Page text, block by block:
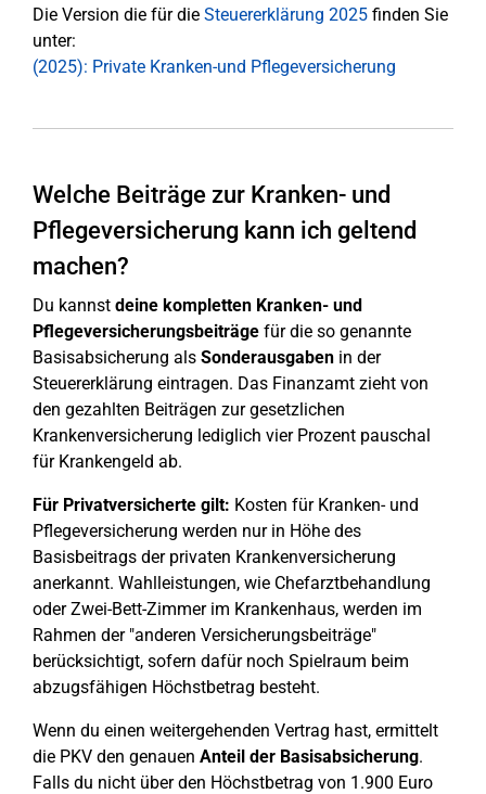
Die Version die für die Steuererklärung 2025 finden Sie
unter:
(2025): Private Kranken-und Pflegeversicherung
Welche Beiträge zur Kranken- und
Pflegeversicherung kann ich geltend
machen?
Du kannst deine kompletten Kranken- und
Pflegeversicherungsbeiträge für die so genannte
Basisabsicherung als Sonderausgaben in der
Steuererklärung eintragen. Das Finanzamt zieht von
den gezahlten Beiträgen zur gesetzlichen
Krankenversicherung lediglich vier Prozent pauschal
für Krankengeld ab.
Für Privatversicherte gilt: Kosten für Kranken- und
Pflegeversicherung werden nur in Höhe des
Basisbeitrags der privaten Krankenversicherung
anerkannt. Wahlleistungen, wie Chefarztbehandlung
oder Zwei-Bett-Zimmer im Krankenhaus, werden im
Rahmen der "anderen Versicherungsbeiträge"
berücksichtigt, sofern dafür noch Spielraum beim
abzugsfähigen Höchstbetrag besteht.
Wenn du einen weitergehenden Vertrag hast, ermittelt
die PKV den genauen Anteil der Basisabsicherung.
Falls du nicht über den Höchstbetrag von 1.900 Euro